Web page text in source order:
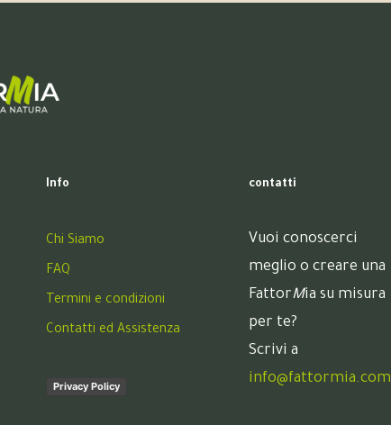
Info
Chi Siamo
FAQ
Termini e condizioni
Contatti ed Assistenza
Privacy Policy
contatti
Vuoi conoscerci
meglio o creare una
FattorMia su misura
per te?
Scrivi a
info@fattormia.com